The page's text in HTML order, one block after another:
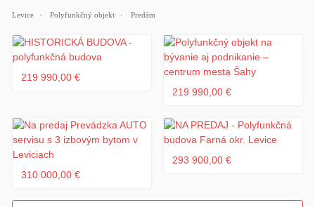
Levice Polyfunkčný objekt Predám
219 990,00 €
219 990,00 €
310 000,00 €
293 900,00 €